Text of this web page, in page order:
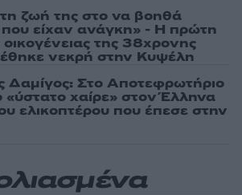
ζωή της στο να βοηθά
είχαν ανάγκη» - Η πρώτη
της 38χρονης
νεκρή στην Κυψέλη
Δαμίγος: Στο Αποτεφρωτήριο
«ύστατο χαίρε» στον Έλληνα
ελικοπτέρου που έπεσε στην